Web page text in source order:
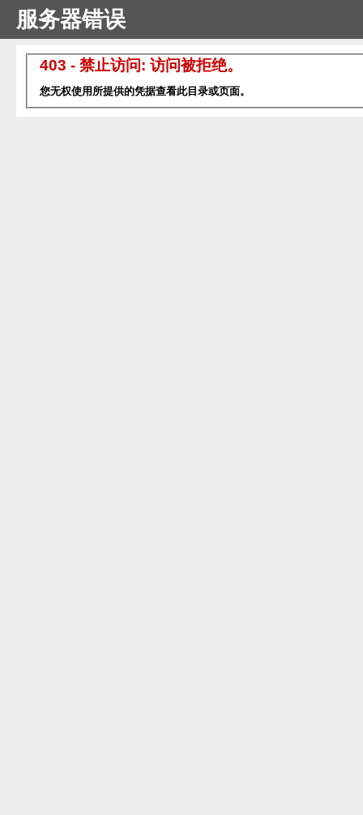
服务器错误
403 - 禁止访问: 访问被拒绝。
您无权使用所提供的凭据查看此目录或页面。